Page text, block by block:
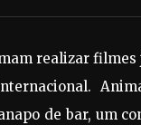
realizar
de bar, um